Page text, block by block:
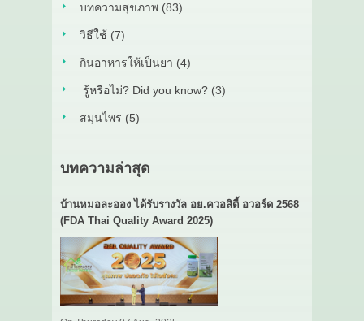
บทความสุขภาพ (83)
วิธีใช้ (7)
กินอาหารให้เป็นยา (4)
รู้หรือไม่? Did you know? (3)
สมุนไพร (5)
บทความล่าสุด
บ้านหมอละออง ได้รับรางวัล อย.ควอลิตี้ อวอร์ด 2568
(FDA Thai Quality Award 2025)